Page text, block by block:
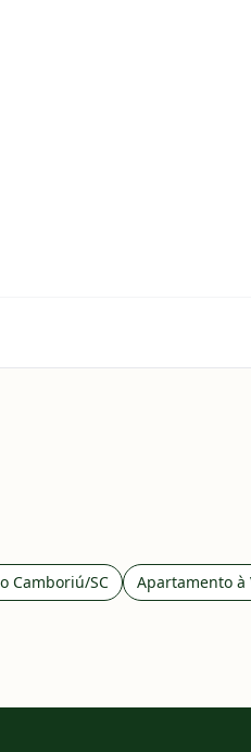
Camboriú/SC
Apartamento à